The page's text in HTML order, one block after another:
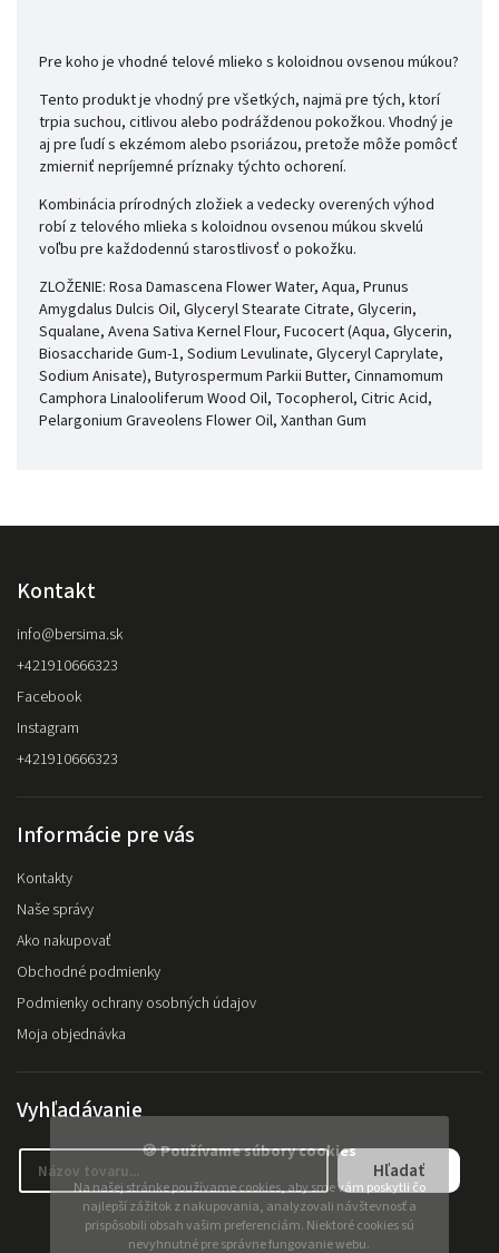
🍪 Používame súbory cookies
Na našej stránke používame cookies, aby sme vám poskytli čo
najlepší zážitok z nakupovania, analyzovali návštevnosť a
prispôsobili obsah vašim preferenciám. Niektoré cookies sú
nevyhnutné pre správne fungovanie webu.
Pre koho je vhodné telové mlieko s koloidnou ovsenou múkou?
Tento produkt je vhodný pre všetkých, najmä pre tých, ktorí
trpia suchou, citlivou alebo podráždenou pokožkou. Vhodný je
aj pre ľudí s ekzémom alebo psoriázou, pretože môže pomôcť
zmierniť nepríjemné príznaky týchto ochorení.
Kombinácia prírodných zložiek a vedecky overených výhod
robí z telového mlieka s koloidnou ovsenou múkou skvelú
voľbu pre každodennú starostlivosť o pokožku.
ZLOŽENIE: Rosa Damascena Flower Water, Aqua, Prunus
Amygdalus Dulcis Oil, Glyceryl Stearate Citrate, Glycerin,
Squalane, Avena Sativa Kernel Flour, Fucocert (Aqua, Glycerin,
Biosaccharide Gum-1, Sodium Levulinate, Glyceryl Caprylate,
Sodium Anisate), Butyrospermum Parkii Butter, Cinnamomum
Camphora Linalooliferum Wood Oil, Tocopherol, Citric Acid,
Pelargonium Graveolens Flower Oil, Xanthan Gum
Kontakt
info@bersima.sk
+421910666323
Facebook
Instagram
+421910666323
Informácie pre vás
Kontakty
Naše správy
Ako nakupovať
Obchodné podmienky
Podmienky ochrany osobných údajov
Moja objednávka
Vyhľadávanie
Hľadať